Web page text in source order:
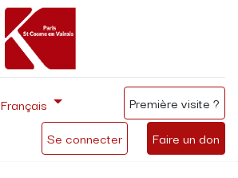
Se connecter Faire un don
Français Première visite ?